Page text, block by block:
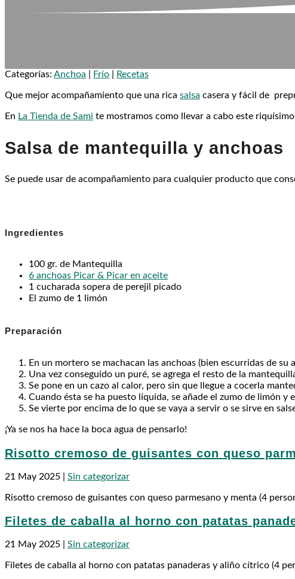
Categorías: Anchoa Frío Recetas
Que mejor acompañamiento que una rica salsa casera y fácil de
En La Tienda de Sami te mostramos como llevar a cabo este
Salsa de mantequilla y anchoas
Se puede usar de acompañamiento para cualquier producto que
Ingredientes
100 gr. de Mantequilla
6 anchoas Picar & Picar en aceite
1 cucharada sopera de perejil picado
El zumo de 1 limón
Preparación
En un mortero se machacan las anchoas (bien escurridas de
Una vez conseguido un puré, se agrega el resto de la
Se pone en un cazo al calor, pero sin que llegue a cocerla
Cuando ésta se ha puesto líquida, se añade el zumo de limón y
Se vierte por encima de lo que se vaya a servir o se sirve en
¡Ya se nos ha hace la boca agua de pensarlo!
Risotto cremoso de guisantes con queso
21 May 2025 Sin categorizar
Risotto cremoso de guisantes con queso parmesano y menta (4
Filetes de caballa al horno con patatas
21 May 2025 Sin categorizar
Filetes de caballa al horno con patatas panaderas y aliño cítrico (4